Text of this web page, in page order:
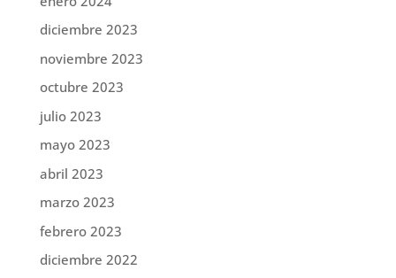
diciembre 2023
noviembre 2023
octubre 2023
julio 2023
mayo 2023
abril 2023
marzo 2023
febrero 2023
diciembre 2022